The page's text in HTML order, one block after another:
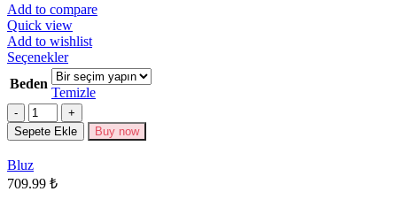
Add to compare
Quick view
Add to wishlist
SeçeneklerBu
ürünün
birden
fazla
varyasyonu
var.
Beden
Temizle
Miktar
Sepete Ekle Buy now
Bluz
709.99 ₺